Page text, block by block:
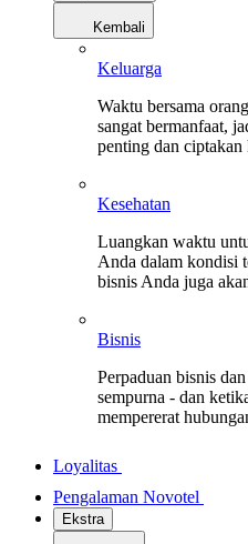
Kembali
Keluarga
Waktu bersama
sangat bermanfaat,
penting dan ciptakan
Kesehatan
Luangkan waktu
Anda dalam kondisi
bisnis Anda juga
Bisnis
Perpaduan bisnis
sempurna - dan
mempererat
Loyalitas
Pengalaman Novotel
Ekstra